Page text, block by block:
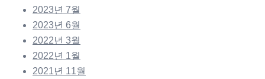
2023년 7월
2023년 6월
2022년 3월
2022년 1월
2021년 11월